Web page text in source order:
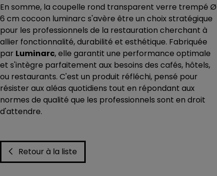
En somme, la coupelle rond transparent verre trempé Ø
6 cm cocoon luminarc s'avère être un choix stratégique
pour les professionnels de la restauration cherchant à
allier fonctionnalité, durabilité et esthétique. Fabriquée
par Luminarc, elle garantit une performance optimale
et s'intègre parfaitement aux besoins des cafés, hôtels,
ou restaurants. C'est un produit réfléchi, pensé pour
résister aux aléas quotidiens tout en répondant aux
normes de qualité que les professionnels sont en droit
d'attendre.
Retour à la liste